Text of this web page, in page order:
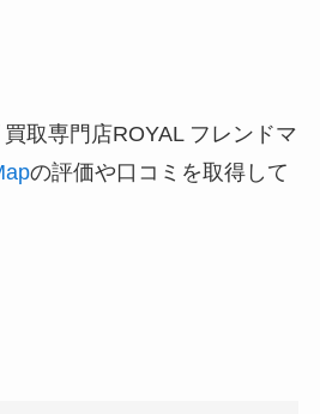
取専門店ROYAL フレンドマ
の評価や口コミを取得して